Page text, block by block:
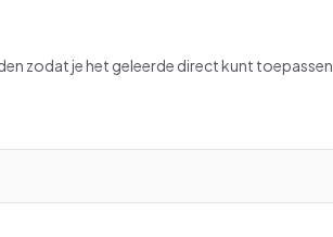
zodat je het geleerde direct kunt toepassen.